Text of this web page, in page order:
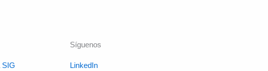
SIG
Síguenos
LinkedIn